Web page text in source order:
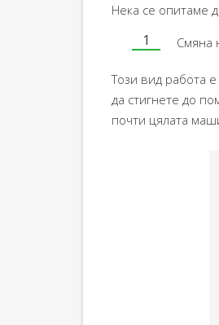
Нека се опитаме
Смяна
Този вид работа
да стигнете до
почти цялата